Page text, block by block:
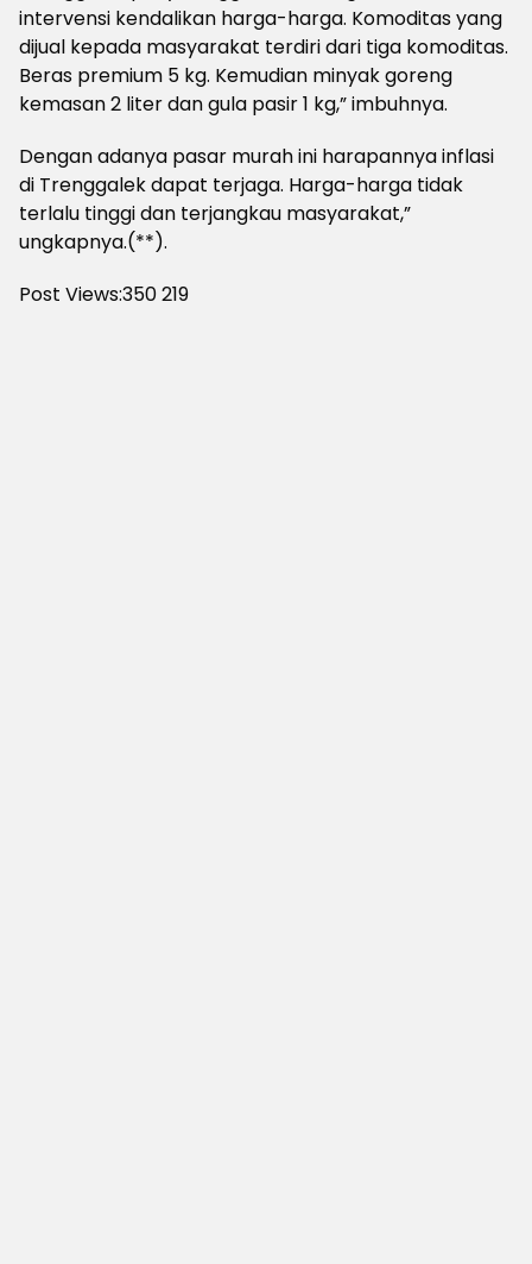
intervensi kendalikan harga-harga. Komoditas yang
dijual kepada masyarakat terdiri dari tiga komoditas.
Beras premium 5 kg. Kemudian minyak goreng
kemasan 2 liter dan gula pasir 1 kg,” imbuhnya.
Dengan adanya pasar murah ini harapannya inflasi
di Trenggalek dapat terjaga. Harga-harga tidak
terlalu tinggi dan terjangkau masyarakat,”
ungkapnya.(**).
Post Views:350219